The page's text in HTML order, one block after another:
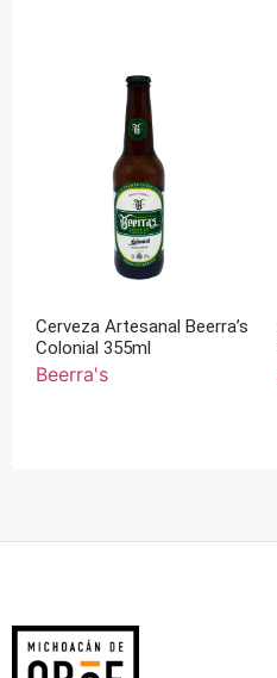
Cerveza Artesanal Beerra’s
Colonial 355ml
Beerra's